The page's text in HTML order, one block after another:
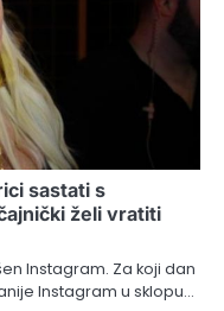
sastati s
želi vratiti
Instagram. Za koji dan
Instagram u sklopu…